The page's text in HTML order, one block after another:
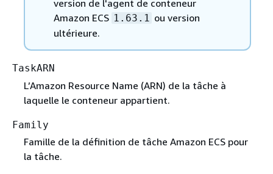
version de l'agent de conteneur
Amazon ECS 1.63.1 ou version
ultérieure.
TaskARN
L’Amazon Resource Name (ARN) de la tâche à
laquelle le conteneur appartient.
Family
Famille de la définition de tâche Amazon ECS pour
la tâche.